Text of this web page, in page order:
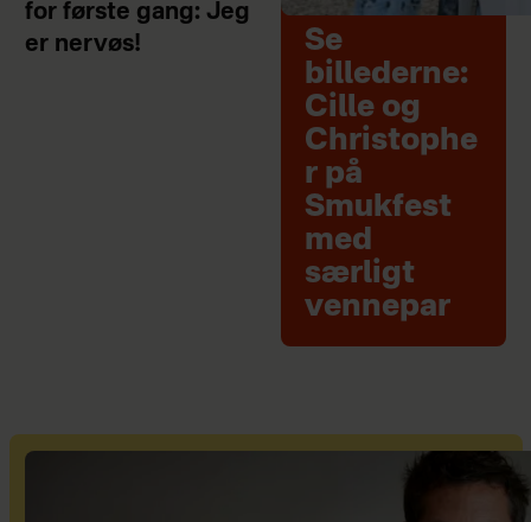
for første gang: Jeg
er nervøs!
Se
billederne:
Cille og
Christophe
r på
Smukfest
med
særligt
vennepar